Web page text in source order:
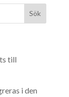
till
i den